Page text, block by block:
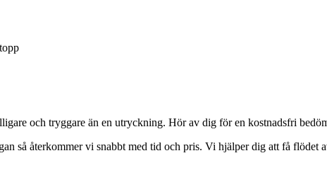
och tryggare än en utryckning. Hör av dig för en kostnadsfri
så återkommer vi snabbt med tid och pris. Vi hjälper dig att få